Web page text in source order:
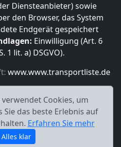
Diensteanbieter) sowie
den Browser, das System
Endgerät gespeichert
Einwilligung (Art. 6
1 lit. a) DSGVO).
www.www.transportliste.de
Cookies, um
Sie das beste Erlebnis auf
Erfahren Sie mehr
Alles klar